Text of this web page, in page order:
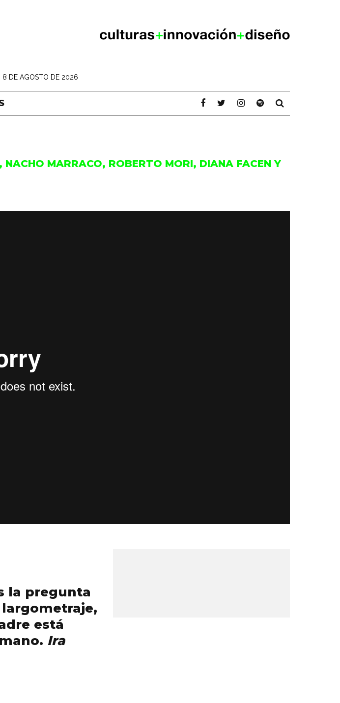
8 DE AGOSTO DE 2026
MARRACO, ROBERTO MORI, DIANA FACEN Y
la pregunta
está
Ira